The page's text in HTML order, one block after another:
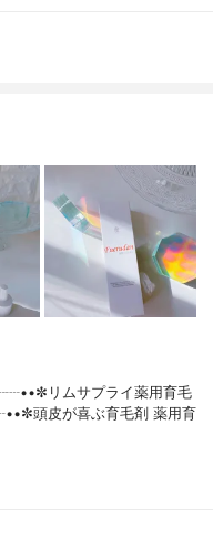
リムサプライ薬用育毛
頭皮が喜ぶ育毛剤 薬用育